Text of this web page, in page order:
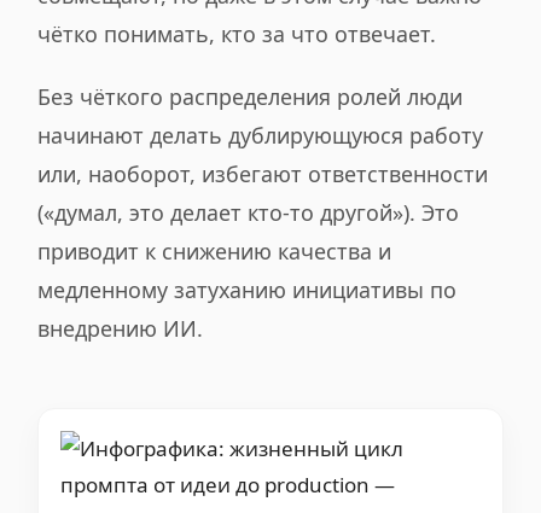
чётко понимать, кто за что отвечает.
Без чёткого распределения ролей люди
начинают делать дублирующуюся работу
или, наоборот, избегают ответственности
(«думал, это делает кто-то другой»). Это
приводит к снижению качества и
медленному затуханию инициативы по
внедрению ИИ.